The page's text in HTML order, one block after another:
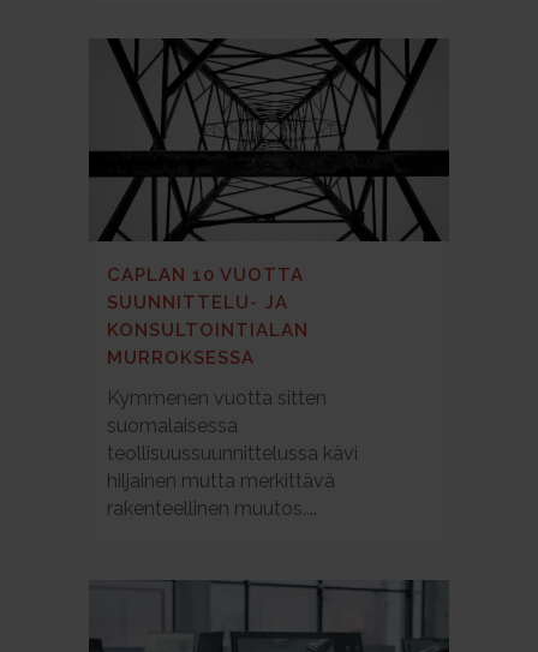
CAPLAN 10 VUOTTA
SUUNNITTELU- JA
KONSULTOINTIALAN
MURROKSESSA
Kymmenen vuotta sitten
suomalaisessa
teollisuussuunnittelussa kävi
hiljainen mutta merkittävä
rakenteellinen muutos....